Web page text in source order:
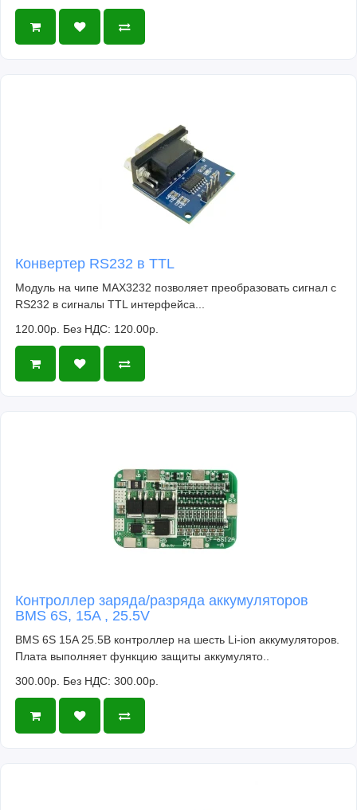
Конвертер RS232 в TTL
Модуль на чипе MAX3232 позволяет преобразовать сигнал с
RS232 в сигналы TTL интерфейса...
120.00р. Без НДС: 120.00р.
Контроллер заряда/разряда аккумуляторов
BMS 6S, 15A , 25.5V
BMS 6S 15A 25.5В контроллер на шесть Li-ion аккумуляторов.
Плата выполняет функцию защиты аккумулято..
300.00р. Без НДС: 300.00р.